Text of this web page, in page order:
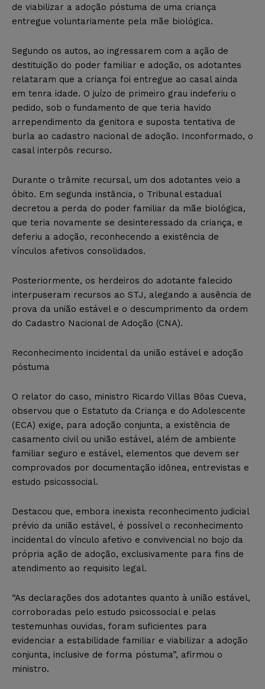
de viabilizar a adoção póstuma de uma criança
entregue voluntariamente pela mãe biológica.
Segundo os autos, ao ingressarem com a ação de
destituição do poder familiar e adoção, os adotantes
relataram que a criança foi entregue ao casal ainda
em tenra idade. O juízo de primeiro grau indeferiu o
pedido, sob o fundamento de que teria havido
arrependimento da genitora e suposta tentativa de
burla ao cadastro nacional de adoção. Inconformado, o
casal interpôs recurso.
Durante o trâmite recursal, um dos adotantes veio a
óbito. Em segunda instância, o Tribunal estadual
decretou a perda do poder familiar da mãe biológica,
que teria novamente se desinteressado da criança, e
deferiu a adoção, reconhecendo a existência de
vínculos afetivos consolidados.
Posteriormente, os herdeiros do adotante falecido
interpuseram recursos ao STJ, alegando a ausência de
prova da união estável e o descumprimento da ordem
do Cadastro Nacional de Adoção (CNA).
Reconhecimento incidental da união estável e adoção
póstuma
O relator do caso, ministro Ricardo Villas Bôas Cueva,
observou que o Estatuto da Criança e do Adolescente
(ECA) exige, para adoção conjunta, a existência de
casamento civil ou união estável, além de ambiente
familiar seguro e estável, elementos que devem ser
comprovados por documentação idônea, entrevistas e
estudo psicossocial.
Destacou que, embora inexista reconhecimento judicial
prévio da união estável, é possível o reconhecimento
incidental do vínculo afetivo e convivencial no bojo da
própria ação de adoção, exclusivamente para fins de
atendimento ao requisito legal.
“As declarações dos adotantes quanto à união estável,
corroboradas pelo estudo psicossocial e pelas
testemunhas ouvidas, foram suficientes para
evidenciar a estabilidade familiar e viabilizar a adoção
conjunta, inclusive de forma póstuma”, afirmou o
ministro.